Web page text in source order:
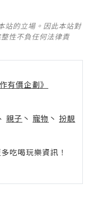
站的立場。因此本站對
性不負任何法律責
有價企劃》
親子 丶 寵物 丶 扮靚
吃喝玩樂資訊！